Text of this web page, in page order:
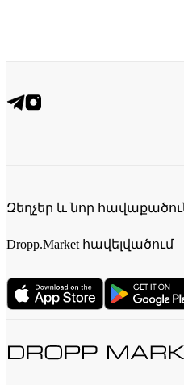
Զեղչեր և նոր
Dropp.Market հավելվածում